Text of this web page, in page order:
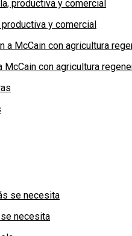
y comercial
con agricultura
necesita